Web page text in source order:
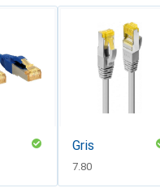
Gris
CHF
7.80